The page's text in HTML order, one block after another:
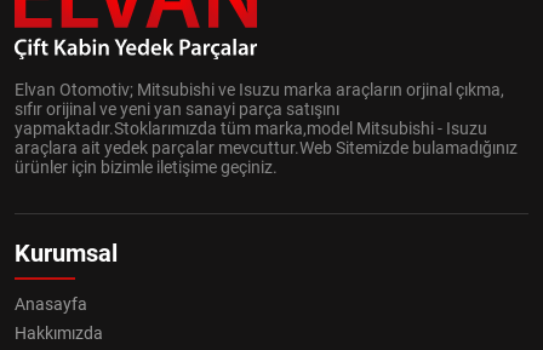
Elvan Otomotiv; Mitsubishi ve Isuzu marka araçların orjinal çıkma,
sıfır orijinal ve yeni yan sanayi parça satışını
yapmaktadır.Stoklarımızda tüm marka,model Mitsubishi - Isuzu
araçlara ait yedek parçalar mevcuttur.Web Sitemizde bulamadığınız
ürünler için bizimle iletişime geçiniz.
Kurumsal
Anasayfa
Hakkımızda